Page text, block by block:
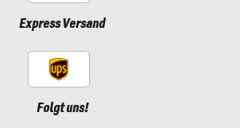
Express Versand
Folgt uns!